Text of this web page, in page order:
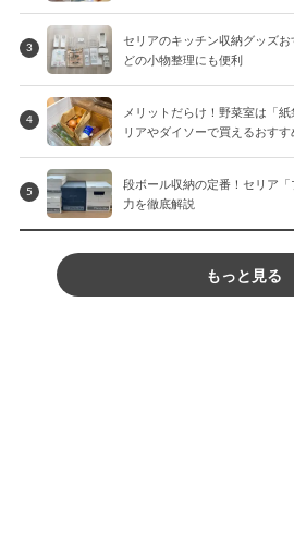
3
セリアのキッチン収納グッズ
どの小物整理にも便利
4
メリットだらけ！野菜室は「
リアやダイソーで買えるおす
5
段ボール収納の定番！セリア
力を徹底解説
もっと見る